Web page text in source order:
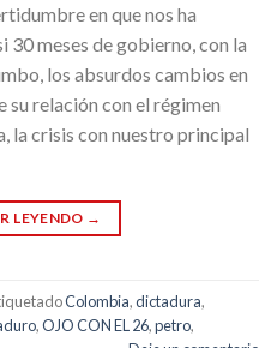
en que nos ha
30 meses de gobierno, con la
los absurdos cambios en
su relación con el régimen
la crisis con nuestro principal
LEYENDO →
Colombia,dictadura,
,OJO CON EL 26,petro,